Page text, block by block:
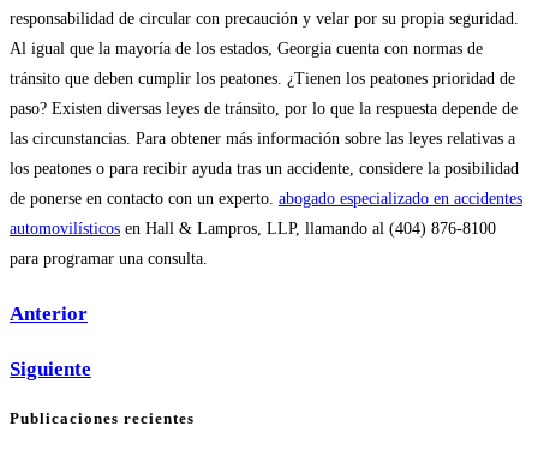
responsabilidad de circular con precaución y velar por su propia seguridad.
Al igual que la mayoría de los estados, Georgia cuenta con normas de
tránsito que deben cumplir los peatones. ¿Tienen los peatones prioridad de
paso? Existen diversas leyes de tránsito, por lo que la respuesta depende de
las circunstancias. Para obtener más información sobre las leyes relativas a
los peatones o para recibir ayuda tras un accidente, considere la posibilidad
de ponerse en contacto con un experto. abogado especializado en accidentes
automovilísticos en Hall & Lampros, LLP, llamando al (404) 876-8100
para programar una consulta.
Anterior
Siguiente
Publicaciones recientes